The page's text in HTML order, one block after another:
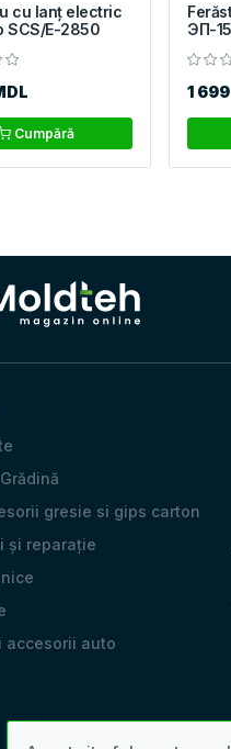
cu lanţ electric
SCS/Е-2850
Cumpără
ЭП-
1
gresie si gips carton
și reparație
accesorii auto